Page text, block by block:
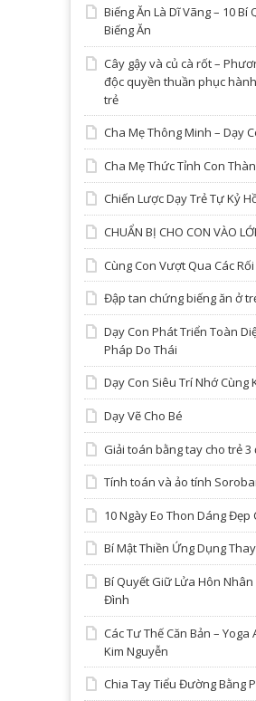
Biếng Ăn Là Dĩ Vãng – 10 Bí
Biếng Ăn
Cây gậy và củ cà rốt –
độc quyền thuần phục
trẻ
Cha Mẹ Thông Minh – Dạy
Cha Mẹ Thức Tỉnh Con
Chiến Lược Dạy Trẻ Tự Kỷ
CHUẨN BỊ CHO CON VÀO
Cùng Con Vượt Qua Các
Đập tan chứng biếng ăn ở
Dạy Con Phát Triển Toàn
Pháp Do Thái
Dạy Con Siêu Trí Nhớ Cùng
Dạy Vẽ Cho Bé
Giải toán bằng tay cho trẻ 3
Tính toán và ảo tính
10 Ngày Eo Thon Dáng Đẹp
Bí Mật Thiền Ứng Dụng
Bí Quyết Giữ Lửa Hôn
Đình
Các Tư Thế Căn Bản –
Kim Nguyễn
Chia Tay Tiểu Đường Bằng